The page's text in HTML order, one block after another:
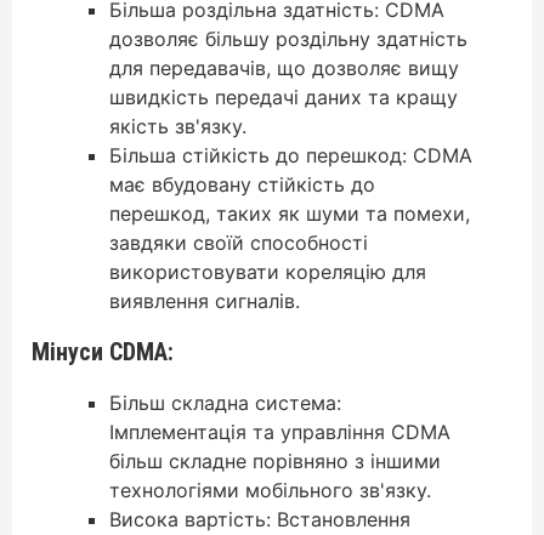
Більша роздільна здатність: CDMA
дозволяє більшу роздільну здатність
для передавачів, що дозволяє вищу
швидкість передачі даних та кращу
якість зв'язку.
Більша стійкість до перешкод: CDMA
має вбудовану стійкість до
перешкод, таких як шуми та помехи,
завдяки своїй способності
використовувати кореляцію для
виявлення сигналів.
Мінуси CDMA:
Більш складна система:
Імплементація та управління CDMA
більш складне порівняно з іншими
технологіями мобільного зв'язку.
Висока вартість: Встановлення